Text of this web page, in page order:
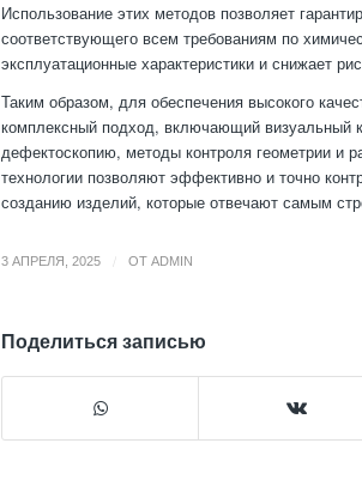
Использование этих методов позволяет
соответствующего всем требованиям по
эксплуатационные характеристики и снижает
Таким образом, для обеспечения высокого
комплексный подход, включающий визуальный
дефектоскопию, методы контроля геометрии и
технологии позволяют эффективно и точно
созданию изделий, которые отвечают самым
3 АПРЕЛЯ, 2025 ОТ ADMIN
Поделиться записью